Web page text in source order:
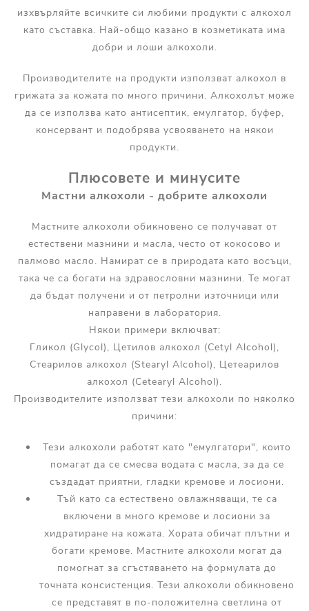
изхвърляйте всичките си любими продукти с алкохол
като съставка. Най-общо казано в козметиката има
добри и лоши алкохоли.
Производителите на продукти използват алкохол в
грижата за кожата по много причини. Алкохолът може
да се използва като антисептик, емулгатор, буфер,
консервант и подобрява усвояването на някои
продукти.
Плюсовете и минусите
Мастни алкохоли - добрите алкохоли
Мастните алкохоли обикновено се получават от
естествени мазнини и масла, често от кокосово и
палмово масло. Намират се в природата като восъци,
така че са богати на здравословни мазнини. Те могат
да бъдат получени и от петролни източници или
направени в лаборатория.
Някои примери включват:
Гликол (Glycol), Цетилов алкохол (Cetyl Alcohol),
Стеарилов алкохол (Stearyl Alcohol), Цетеарилов
алкохол (Cetearyl Alcohol).
Производителите използват тези алкохоли по няколко
причини:
Тези алкохоли работят като "емулгатори", които
помагат да се смесва водата с масла, за да се
създадат приятни, гладки кремове и лосиони.
Тъй като са естествено овлажняващи, те са
включени в много кремове и лосиони за
хидратиране на кожата. Хората обичат плътни и
богати кремове. Мастните алкохоли могат да
помогнат за сгъстяването на формулата до
точната консистенция. Тези алкохоли обикновено
се представят в по-положителна светлина от